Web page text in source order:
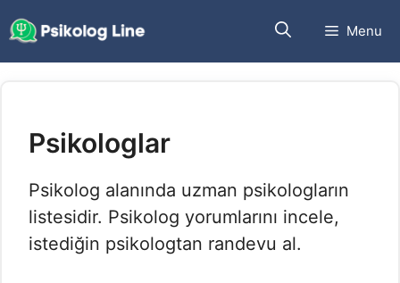
İçeriğe
atla
Menu
Psikologlar
Psikolog alanında uzman psikologların
listesidir. Psikolog yorumlarını incele,
istediğin psikologtan randevu al.